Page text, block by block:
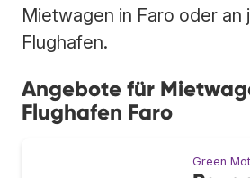
Mietwagen in Faro oder an
Flughafen.
Angebote für
Flughafen Faro
Green